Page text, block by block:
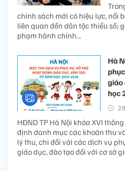
chính sách mới có hiệu lực, nổi
liên quan đến dân tộc thiểu số;
phạm hành chính...
Hà
giáo
học
HĐND TP Hà Nội khóa XVI
định danh mục các khoản thu
lý thu, chi đối với các dịch vụ
giáo dục, đào tạo đối với cơ sở